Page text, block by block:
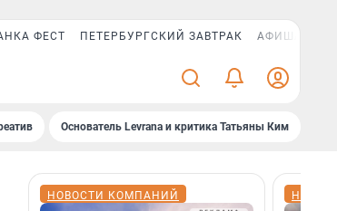
ФЕСТ ПЕТЕРБУРГСКИЙ ЗАВТРАК АФИША PLUS
Основатель Levrana и критика Татьяны Ким
НОВОСТИ КОМПАНИЙ